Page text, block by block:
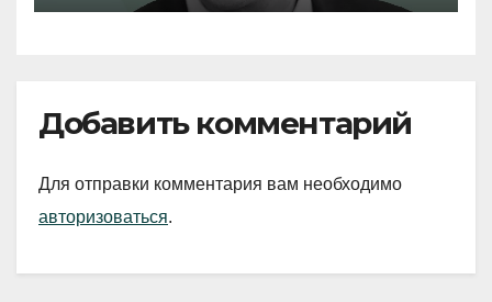
Добавить комментарий
Для отправки комментария вам необходимо
авторизоваться.